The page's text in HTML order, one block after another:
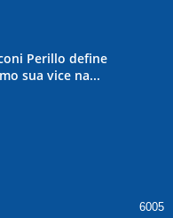
Perillo define
sua vice na...
6005